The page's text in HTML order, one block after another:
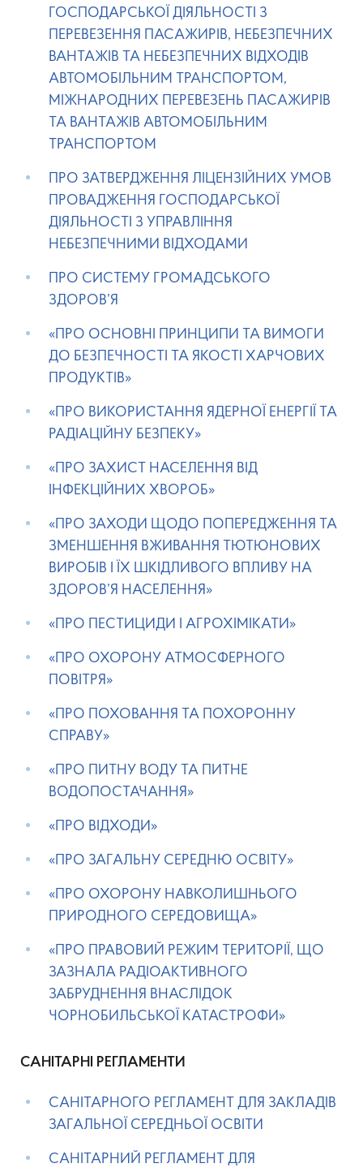
ГОСПОДАРСЬКОЇ ДІЯЛЬНОСТІ З
ПЕРЕВЕЗЕННЯ ПАСАЖИРІВ, НЕБЕЗПЕЧНИХ
ВАНТАЖІВ ТА НЕБЕЗПЕЧНИХ ВІДХОДІВ
АВТОМОБІЛЬНИМ ТРАНСПОРТОМ,
МІЖНАРОДНИХ ПЕРЕВЕЗЕНЬ ПАСАЖИРІВ
ТА ВАНТАЖІВ АВТОМОБІЛЬНИМ
ТРАНСПОРТОМ
ПРО ЗАТВЕРДЖЕННЯ ЛІЦЕНЗІЙНИХ УМОВ
ПРОВАДЖЕННЯ ГОСПОДАРСЬКОЇ
ДІЯЛЬНОСТІ З УПРАВЛІННЯ
НЕБЕЗПЕЧНИМИ ВІДХОДАМИ
ПРО СИСТЕМУ ГРОМАДСЬКОГО
ЗДОРОВ’Я
«ПРО ОСНОВНІ ПРИНЦИПИ ТА ВИМОГИ
ДО БЕЗПЕЧНОСТІ ТА ЯКОСТІ ХАРЧОВИХ
ПРОДУКТІВ»
«ПРО ВИКОРИСТАННЯ ЯДЕРНОЇ ЕНЕРГІЇ ТА
РАДІАЦІЙНУ БЕЗПЕКУ»
«ПРО ЗАХИСТ НАСЕЛЕННЯ ВІД
ІНФЕКЦІЙНИХ ХВОРОБ»
«ПРО ЗАХОДИ ЩОДО ПОПЕРЕДЖЕННЯ ТА
ЗМЕНШЕННЯ ВЖИВАННЯ ТЮТЮНОВИХ
ВИРОБІВ І ЇХ ШКІДЛИВОГО ВПЛИВУ НА
ЗДОРОВ’Я НАСЕЛЕННЯ»
«ПРО ПЕСТИЦИДИ І АГРОХІМІКАТИ»
«ПРО ОХОРОНУ АТМОСФЕРНОГО
ПОВІТРЯ»
«ПРО ПОХОВАННЯ ТА ПОХОРОННУ
СПРАВУ»
«ПРО ПИТНУ ВОДУ ТА ПИТНЕ
ВОДОПОСТАЧАННЯ»
«ПРО ВІДХОДИ»
«ПРО ЗАГАЛЬНУ СЕРЕДНЮ ОСВІТУ»
«ПРО ОХОРОНУ НАВКОЛИШНЬОГО
ПРИРОДНОГО СЕРЕДОВИЩА»
«ПРО ПРАВОВИЙ РЕЖИМ ТЕРИТОРІЇ, ЩО
ЗАЗНАЛА РАДІОАКТИВНОГО
ЗАБРУДНЕННЯ ВНАСЛІДОК
ЧОРНОБИЛЬСЬКОЇ КАТАСТРОФИ»
САНІТАРНІ РЕГЛАМЕНТИ
САНІТАРНОГО РЕГЛАМЕНТ ДЛЯ ЗАКЛАДІВ
ЗАГАЛЬНОЇ СЕРЕДНЬОЇ ОСВІТИ
САНІТАРНИЙ РЕГЛАМЕНТ ДЛЯ